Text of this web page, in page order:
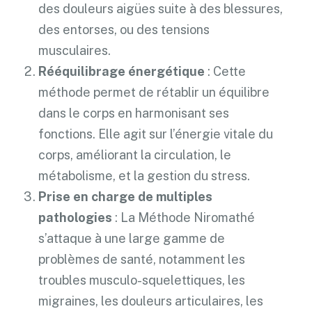
des douleurs aigües suite à des blessures,
des entorses, ou des tensions
musculaires.
Rééquilibrage énergétique : Cette
méthode permet de rétablir un équilibre
dans le corps en harmonisant ses
fonctions. Elle agit sur l’énergie vitale du
corps, améliorant la circulation, le
métabolisme, et la gestion du stress.
Prise en charge de multiples
pathologies : La Méthode Niromathé
s’attaque à une large gamme de
problèmes de santé, notamment les
troubles musculo-squelettiques, les
migraines, les douleurs articulaires, les